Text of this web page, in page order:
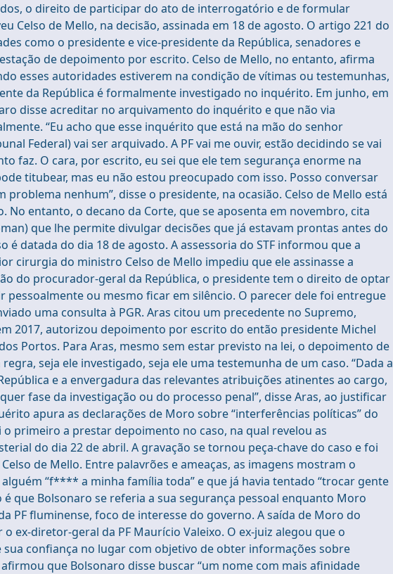
o direito de participar do ato de interrogatório e de formular
Celso de Mello, na decisão, assinada em 18 de agosto. O artigo 221 do
como o presidente e vice-presidente da República, senadores e
de depoimento por escrito. Celso de Mello, no entanto, afirma
esses autoridades estiverem na condição de vítimas ou testemunhas,
da República é formalmente investigado no inquérito. Em junho, em
disse acreditar no arquivamento do inquérito e que não via
“Eu acho que esse inquérito que está na mão do senhor
Federal) vai ser arquivado. A PF vai me ouvir, estão decidindo se vai
faz. O cara, por escrito, eu sei que ele tem segurança enorme na
titubear, mas eu não estou preocupado com isso. Posso conversar
problema nenhum”, disse o presidente, na ocasião. Celso de Mello está
No entanto, o decano da Corte, que se aposenta em novembro, cita
que lhe permite divulgar decisões que já estavam prontas antes do
é datada do dia 18 de agosto. A assessoria do STF informou que a
cirurgia do ministro Celso de Mello impediu que ele assinasse a
do procurador-geral da República, o presidente tem o direito de optar
ou mesmo ficar em silêncio. O parecer dele foi entregue
uma consulta à PGR. Aras citou um precedente no Supremo,
2017, autorizou depoimento por escrito do então presidente Michel
Portos. Para Aras, mesmo sem estar previsto na lei, o depoimento de
seja ele investigado, seja ele uma testemunha de um caso. “Dada a
e a envergadura das relevantes atribuições atinentes ao cargo,
fase da investigação ou do processo penal”, disse Aras, ao justificar
apura as declarações de Moro sobre “interferências políticas” do
primeiro a prestar depoimento no caso, na qual revelou as
do dia 22 de abril. A gravação se tornou peça-chave do caso e foi
de Mello. Entre palavrões e ameaças, as imagens mostram o
“f**** a minha família toda” e que já havia tentado “trocar gente
é que Bolsonaro se referia a sua segurança pessoal enquanto Moro
PF fluminense, foco de interesse do governo. A saída de Moro do
ex-diretor-geral da PF Maurício Valeixo. O ex-juiz alegou que o
confiança no lugar com objetivo de obter informações sobre
que Bolsonaro disse buscar “um nome com mais afinidade